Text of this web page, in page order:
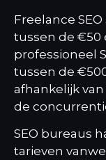
Freelance
tussen de €50
professioneel
tussen de
afhankelijk
de
SEO bureaus
tarieven